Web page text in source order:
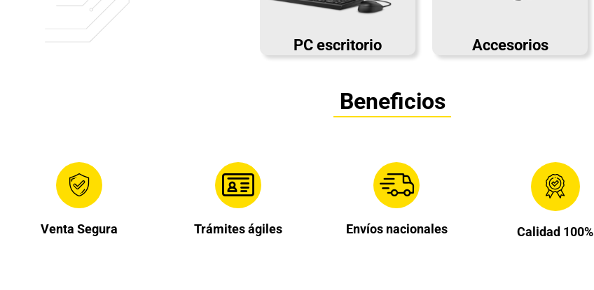
PC escritorio Accesorios
Beneficios
Venta Segura Trámites ágiles Envíos nacionales Calidad 100%